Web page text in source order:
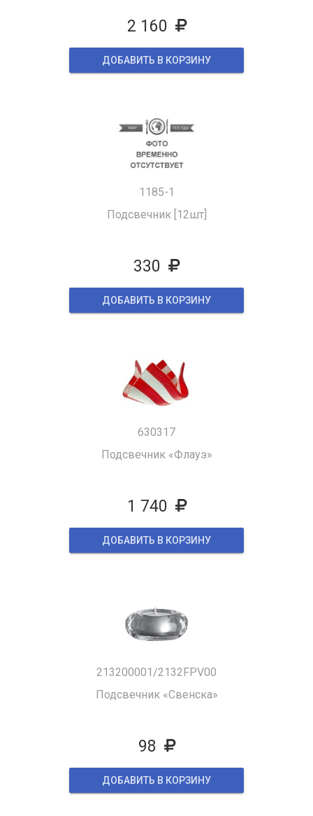
2 160
ДОБАВИТЬ В КОРЗИНУ
1185-1
Подсвечник [12шт]
330
ДОБАВИТЬ В КОРЗИНУ
630317
Подсвечник «Флауэ»
1 740
ДОБАВИТЬ В КОРЗИНУ
213200001/2132FPV00
Подсвечник «Свенска»
98
ДОБАВИТЬ В КОРЗИНУ